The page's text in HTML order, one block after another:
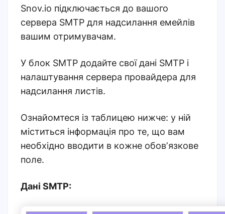
Snov.io підключається до вашого
сервера SMTP для надсилання емейлів
вашим отримувачам.
У блок SMTP додайте свої дані SMTP і
налаштування сервера провайдера для
надсилання листів.
Ознайомтеся із таблицею нижче: у ній
міститься інформація про те, що вам
необхідно вводити в кожне обовʼязкове
поле.
Дані SMTP: